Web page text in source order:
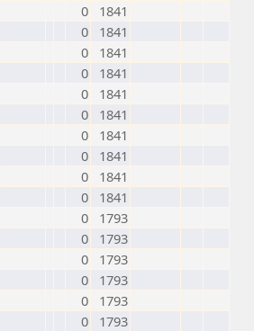
0
1841
0
1841
0
1841
0
1841
0
1841
0
1841
0
1841
0
1841
0
1841
0
1841
0
1793
0
1793
0
1793
0
1793
0
1793
0
1793